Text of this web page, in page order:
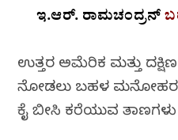
ಇ.ಆರ್. ರಾಮಚಂದ್ರನ್
ಉತ್ತರ ಅಮೆರಿಕ ಮತ್ತು
ನೋಡಲು ಬಹಳ
ಕೈ ಬೀಸಿ ಕರೆಯುವ